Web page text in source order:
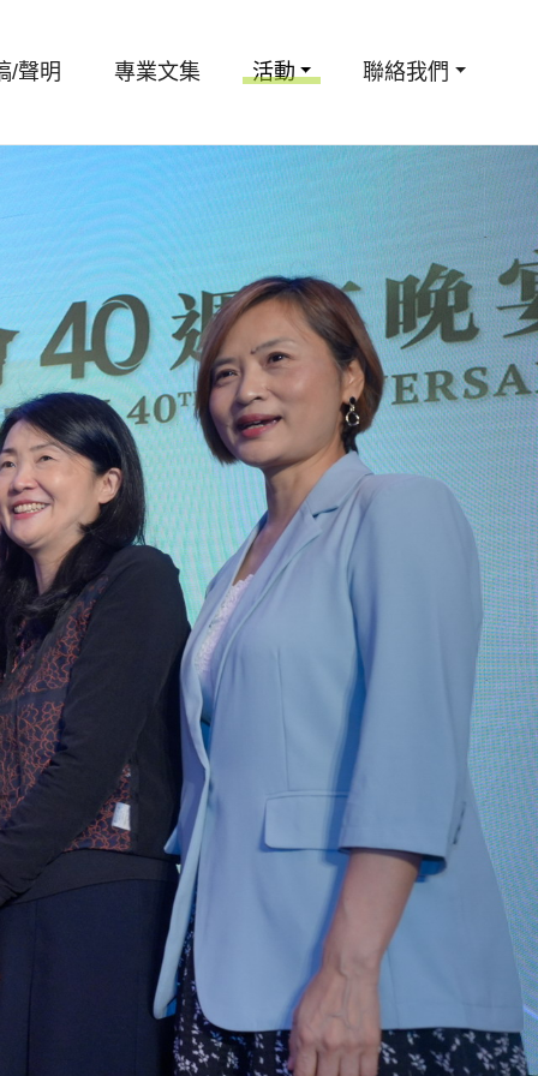
/聲明 專業文集 活動 聯絡我們